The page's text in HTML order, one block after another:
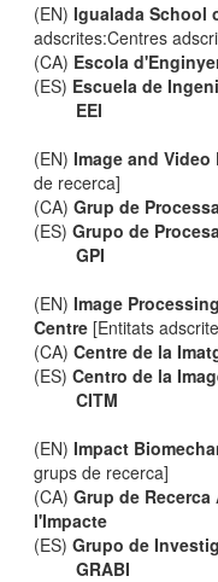
(EN)Igualada School
adscrites:Centres
(CA) Escola
(ES) Escuela de
EEI
(EN)Image and
de recerca]
(CA)Grup de
(ES)Grupo de
GPI
(EN)Image
Centre [Entitats
(CA)Centre de la
(ES)Centro de la
CITM
(EN)Impact
grups de recerca]
(CA)Grup de
l'Impacte
(ES)Grupo de
GRABI